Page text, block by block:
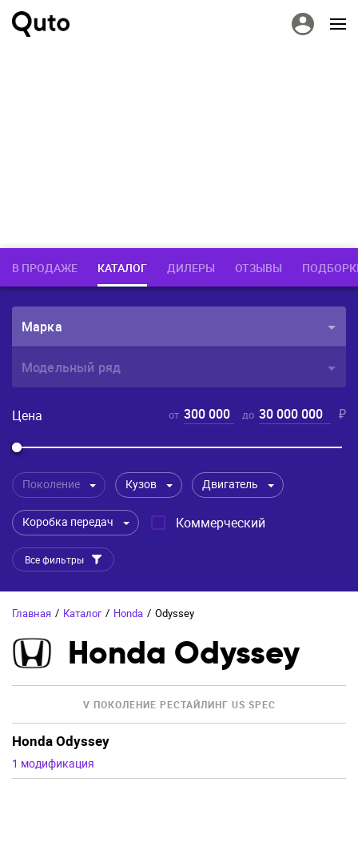
В ПРОДАЖЕ КАТАЛОГ ДИЛЕРЫ ОТЗЫВЫ
Марка
Модельный ряд
Цена от 300 000 до 30 000 000 ₽
Поколение Кузов Двигатель
Коробка передач Коммерческий
Все фильтры
Главная / Каталог / Honda / Odyssey
Honda Odyssey
V ПОКОЛЕНИЕ РЕСТАЙЛИНГ US SPEC
Honda Odyssey
1 модификация